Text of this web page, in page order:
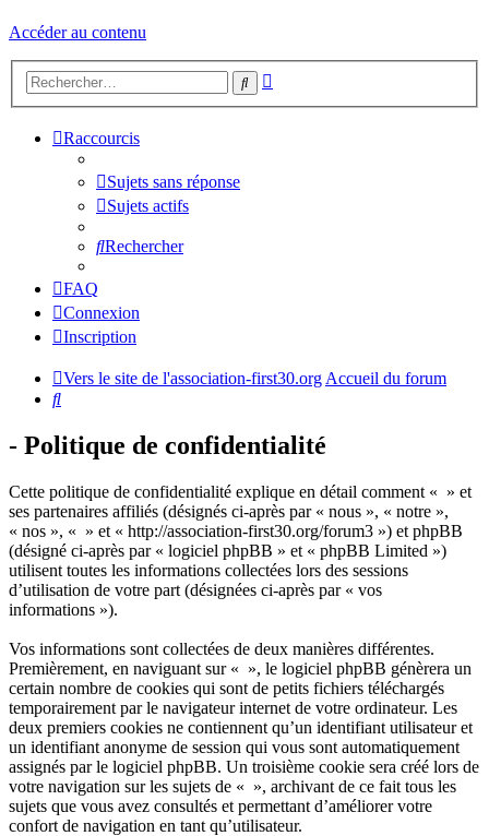
Accéder au contenu
Rechercher
Raccourcis
Sujets sans réponse
Sujets actifs
Rechercher
FAQ
Connexion
Inscription
Vers le site de l'association-first30.org Accueil du forum
Rechercher
- Politique de confidentialité
Cette politique de confidentialité explique en détail comment « » et
ses partenaires affiliés (désignés ci-après par « nous », « notre »,
« nos », « » et « http://association-first30.org/forum3 ») et phpBB
(désigné ci-après par « logiciel phpBB » et « phpBB Limited »)
utilisent toutes les informations collectées lors des sessions
d’utilisation de votre part (désignées ci-après par « vos
informations »).
Vos informations sont collectées de deux manières différentes.
Premièrement, en naviguant sur « », le logiciel phpBB génèrera un
certain nombre de cookies qui sont de petits fichiers téléchargés
temporairement par le navigateur internet de votre ordinateur. Les
deux premiers cookies ne contiennent qu’un identifiant utilisateur et
un identifiant anonyme de session qui vous sont automatiquement
assignés par le logiciel phpBB. Un troisième cookie sera créé lors de
votre navigation sur les sujets de « », archivant de ce fait tous les
sujets que vous avez consultés et permettant d’améliorer votre
confort de navigation en tant qu’utilisateur.